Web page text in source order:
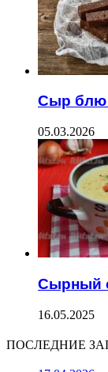
Сыр блю
05.03.2026
Сырный
16.05.2025
ПОСЛЕДНИЕ